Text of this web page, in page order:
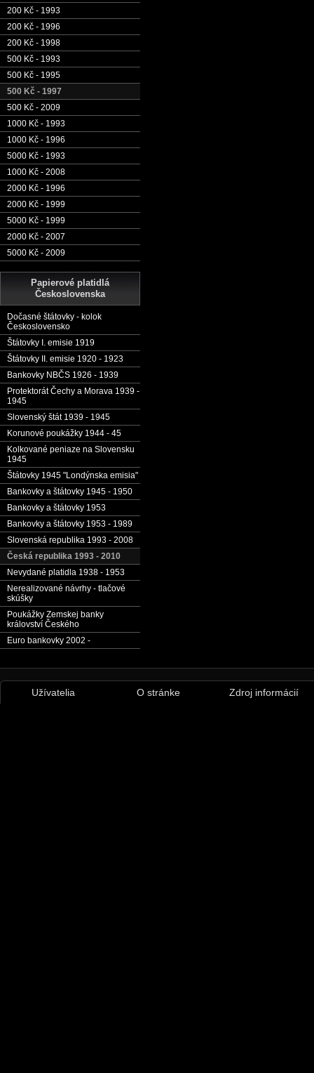
200 Kč - 1993
200 Kč - 1996
200 Kč - 1998
500 Kč - 1993
500 Kč - 1995
500 Kč - 1997
500 Kč - 2009
1000 Kč - 1993
1000 Kč - 1996
5000 Kč - 1993
1000 Kč - 2008
2000 Kč - 1996
2000 Kč - 1999
5000 Kč - 1999
2000 Kč - 2007
5000 Kč - 2009
Papierové platidlá
Československa
Dočasné štátovky - kolok
Československo
Štátovky I. emisie 1919
Štátovky II. emisie 1920 - 1923
Bankovky NBČS 1926 - 1939
Protektorát Čechy a Morava 1939 -
1945
Slovenský štát 1939 - 1945
Korunové poukážky 1944 - 45
Kolkované peniaze na Slovensku
1945
Štátovky 1945 "Londýnska emisia"
Bankovky a štátovky 1945 - 1950
Bankovky a štátovky 1953
Bankovky a štátovky 1953 - 1989
Slovenská republika 1993 - 2008
Česká republika 1993 - 2010
Nevydané platidla 1938 - 1953
Nerealizované návrhy - tlačové
skúšky
Poukážky Zemskej banky
království Českého
Euro bankovky 2002 -
Užívatelia O stránke Zdroj informácií